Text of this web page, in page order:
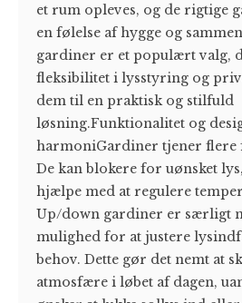
et rum opleves, og de rigtige
en følelse af hygge og
gardiner er et populært valg,
fleksibilitet i lysstyring og
dem til en praktisk og stilfuld
løsning.Funktionalitet og
harmoniGardiner tjener flere
De kan blokere for uønsket
hjælpe med at regulere
Up/down gardiner er særligt
mulighed for at justere
behov. Dette gør det nemt at
atmosfære i løbet af dagen,